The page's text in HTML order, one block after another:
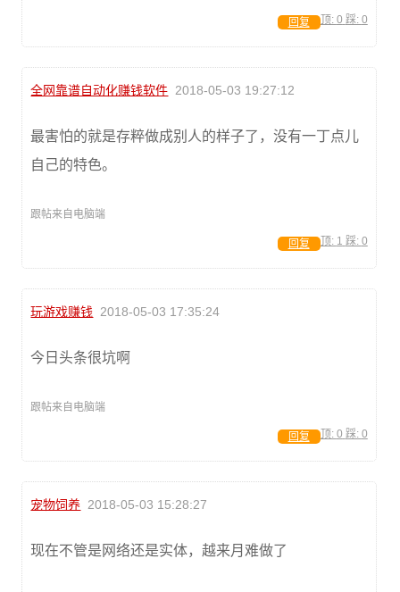
顶: 0 踩: 0
回复
全网靠谱自动化赚钱软件 2018-05-03 19:27:12
最害怕的就是存粹做成别人的样子了，没有一丁点儿
自己的特色。
跟帖来自电脑端
顶: 1 踩: 0
回复
玩游戏赚钱 2018-05-03 17:35:24
今日头条很坑啊
跟帖来自电脑端
顶: 0 踩: 0
回复
宠物饲养 2018-05-03 15:28:27
现在不管是网络还是实体，越来月难做了